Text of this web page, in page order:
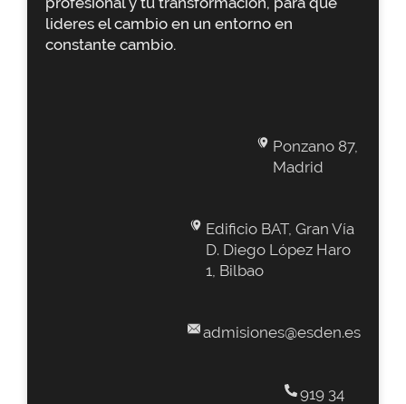
lideres el cambio en un entorno en
constante cambio.
Ponzano 87,
Madrid
Edificio BAT, Gran Vía
D. Diego López Haro
1, Bilbao
admisiones@esden.es
919 34